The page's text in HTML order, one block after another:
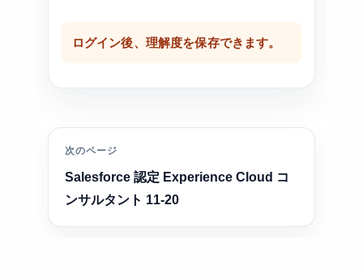
ログイン後、理解度を保存できます。
次のページ
Salesforce 認定 Experience Cloud コ
ンサルタント 11-20